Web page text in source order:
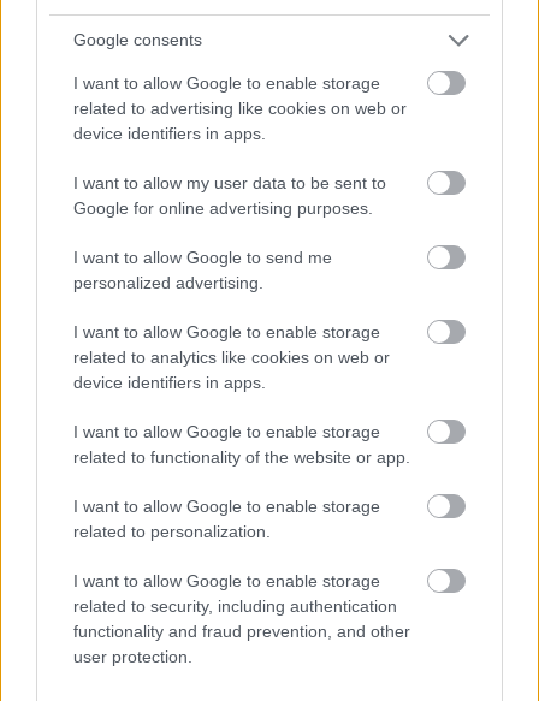
Google consents
I want to allow Google to enable storage
related to advertising like cookies on web or
device identifiers in apps.
I want to allow my user data to be sent to
Google for online advertising purposes.
I want to allow Google to send me
personalized advertising.
I want to allow Google to enable storage
related to analytics like cookies on web or
device identifiers in apps.
I want to allow Google to enable storage
related to functionality of the website or app.
I want to allow Google to enable storage
related to personalization.
I want to allow Google to enable storage
related to security, including authentication
functionality and fraud prevention, and other
user protection.
Paris Saint-Germainvs
Manchester United
Felkészülési szezon 4. mérkőzés
Nya Ullevi, Göteborg
Leeds Unitedvs Manchester United2026-08-12 20:30
ELŐZŐ MÉRKŐZÉSEK
Támogatás
Támogasd adományoddal